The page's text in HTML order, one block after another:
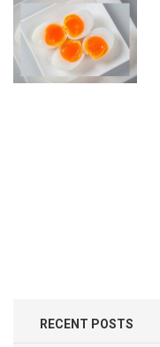
RECENT POSTS